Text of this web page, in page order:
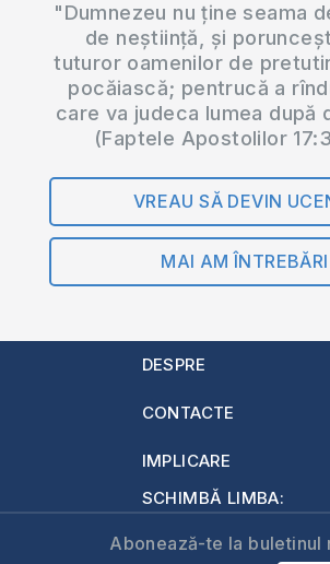
"Dumnezeu nu ține seama
de neștiință, și
tuturor oamenilor de
pocăiască; pentrucă a
care va judeca lumea după
(Faptele Apostolilor
VREAU SĂ DEVIN
MAI AM ÎNTREBĂRI
DESPRE
CONTACTE
IMPLICARE
SCHIMBĂ LIMBA:
Abonează-te la buletinul